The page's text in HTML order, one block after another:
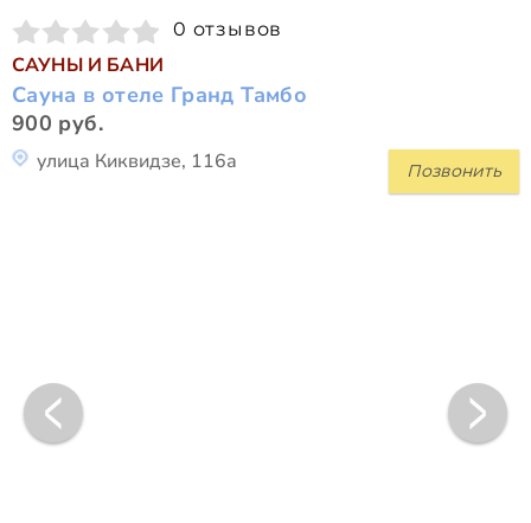
0 отзывов
САУНЫ И БАНИ
Сауна в отеле Гранд Тамбо
900 руб.
Позвонить
улица Киквидзе, 116а